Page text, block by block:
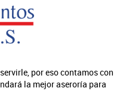
por eso contamos con
la mejor aseroría para